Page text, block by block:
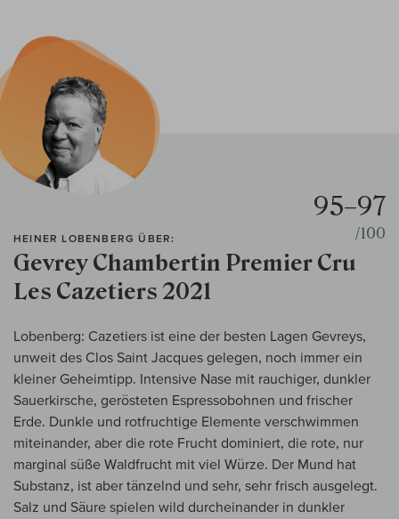
HEINER LOBENBERG ÜBER:
Gevrey Chambertin Premier Cru
Les Cazetiers 2021
95–97
/100
Lobenberg: Cazetiers ist eine der besten Lagen Gevreys,
unweit des Clos Saint Jacques gelegen, noch immer ein
kleiner Geheimtipp. Intensive Nase mit rauchiger, dunkler
Sauerkirsche, gerösteten Espressobohnen und frischer
Erde. Dunkle und rotfruchtige Elemente verschwimmen
miteinander, aber die rote Frucht dominiert, die rote, nur
marginal süße Waldfrucht mit viel Würze. Der Mund hat
Substanz, ist aber tänzelnd und sehr, sehr frisch ausgelegt.
Salz und Säure spielen wild durcheinander in dunkler